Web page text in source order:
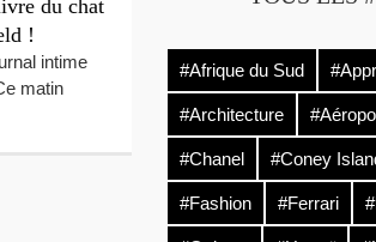
du chat
!
intime
matin
#Afrique du Sud
#Architecture
#Chanel #Coney
#Fashion #Ferrari